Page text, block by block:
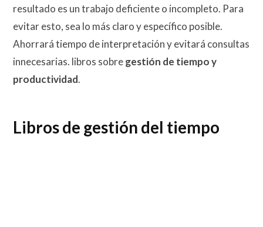
resultado es un trabajo deficiente o incompleto. Para
evitar esto, sea lo más claro y específico posible.
Ahorrará tiempo de interpretación y evitará consultas
innecesarias. libros sobregestión de tiempo y
productividad.
Libros de gestión del tiempo